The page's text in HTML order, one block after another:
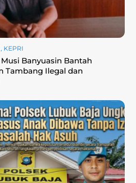
, KEPRI
Banyuasin Bantah
Tambang Ilegal dan